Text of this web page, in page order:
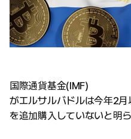
国際通貨基金(IMF)
がエルサルバドルは今年2
を追加購入していないと明